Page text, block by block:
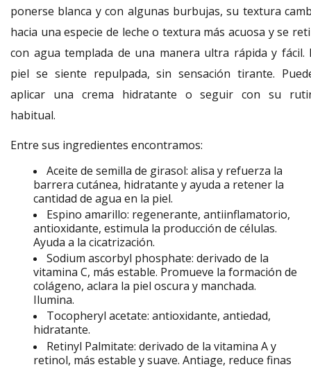
ponerse blanca y con algunas burbujas, su textura
hacia una especie de leche o textura más acuosa y se
con agua templada de una manera ultra rápida y fácil.
piel se siente repulpada, sin sensación tirante.
aplicar una crema hidratante o seguir con su
habitual.
Entre sus ingredientes encontramos:
Aceite de semilla de girasol: alisa y refuerza la
barrera cutánea, hidratante y ayuda a retener la
cantidad de agua en la piel.
Espino amarillo: regenerante, antiinflamatorio,
antioxidante, estimula la producción de células.
Ayuda a la cicatrización.
Sodium ascorbyl phosphate: derivado de la
vitamina C, más estable. Promueve la formación de
colágeno, aclara la piel oscura y manchada.
Ilumina.
Tocopheryl acetate: antioxidante, antiedad,
hidratante.
Retinyl Palmitate: derivado de la vitamina A y
retinol, más estable y suave. Antiage, reduce finas